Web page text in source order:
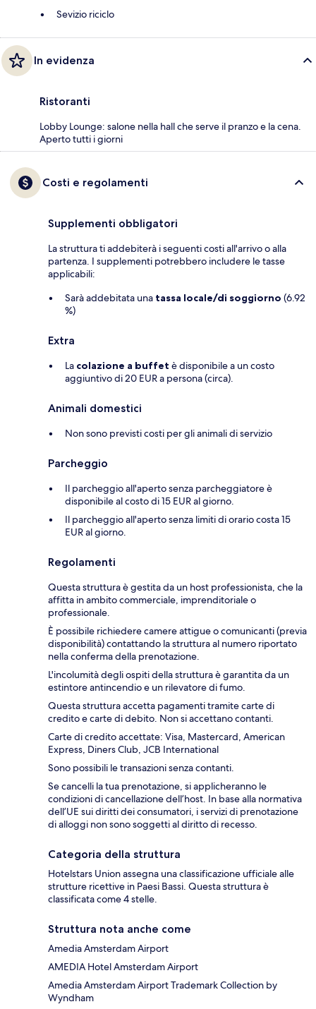
Sevizio riciclo
In evidenza
Ristoranti
Lobby Lounge: salone nella hall che serve il pranzo e la cena.
Aperto tutti i giorni
Costi e regolamenti
Supplementi obbligatori
La struttura ti addebiterà i seguenti costi all'arrivo o alla
partenza. I supplementi potrebbero includere le tasse
applicabili:
Sarà addebitata una tassa locale/di soggiorno (6.92
%)
Extra
La colazione a buffet è disponibile a un costo
aggiuntivo di 20 EUR a persona (circa).
Animali domestici
Non sono previsti costi per gli animali di servizio
Parcheggio
Il parcheggio all'aperto senza parcheggiatore è
disponibile al costo di 15 EUR al giorno.
Il parcheggio all'aperto senza limiti di orario costa 15
EUR al giorno.
Regolamenti
Questa struttura è gestita da un host professionista, che la
affitta in ambito commerciale, imprenditoriale o
professionale.
È possibile richiedere camere attigue o comunicanti (previa
disponibilità) contattando la struttura al numero riportato
nella conferma della prenotazione.
L'incolumità degli ospiti della struttura è garantita da un
estintore antincendio e un rilevatore di fumo.
Questa struttura accetta pagamenti tramite carte di
credito e carte di debito. Non si accettano contanti.
Carte di credito accettate: Visa, Mastercard, American
Express, Diners Club, JCB International
Sono possibili le transazioni senza contanti.
Se cancelli la tua prenotazione, si applicheranno le
condizioni di cancellazione dell’host. In base alla normativa
dell’UE sui diritti dei consumatori, i servizi di prenotazione
di alloggi non sono soggetti al diritto di recesso.
Categoria della struttura
Hotelstars Union assegna una classificazione ufficiale alle
strutture ricettive in Paesi Bassi. Questa struttura è
classificata come 4 stelle.
Struttura nota anche come
Amedia Amsterdam Airport
AMEDIA Hotel Amsterdam Airport
Amedia Amsterdam Airport Trademark Collection by
Wyndham